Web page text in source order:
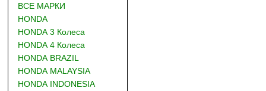
ВСЕ МАРКИ
HONDA
HONDA 3 Колеса
HONDA 4 Колеса
HONDA BRAZIL
HONDA MALAYSIA
HONDA INDONESIA